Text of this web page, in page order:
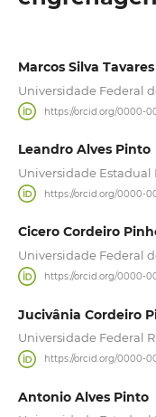
Marcos Silva Tavares
Universidade Federal
https://orcid.org/0000-
Leandro Alves Pinto
Universidade Estadual
https://orcid.org/0000-
Cicero Cordeiro
Universidade Federal
https://orcid.org/0000-
Jucivânia Cordeiro
Universidade Federal
https://orcid.org/0000-
Antonio Alves Pinto